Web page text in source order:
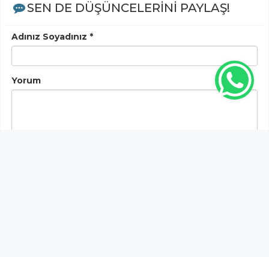
SEN DE DÜŞÜNCELERİNİ PAYLAŞ!
Adınız Soyadınız *
Yorum